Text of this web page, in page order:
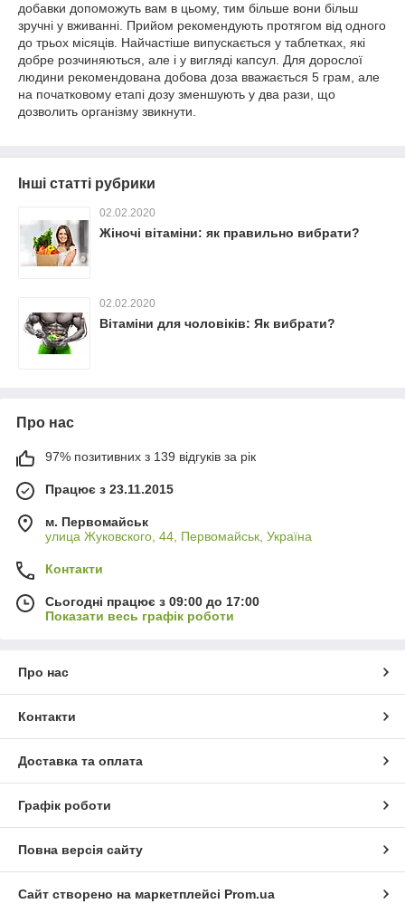
добавки допоможуть вам в цьому, тим більше вони більш
зручні у вживанні. Прийом рекомендують протягом від одного
до трьох місяців. Найчастіше випускається у таблетках, які
добре розчиняються, але і у вигляді капсул. Для дорослої
людини рекомендована добова доза вважається 5 грам, але
на початковому етапі дозу зменшують у два рази, що
дозволить організму звикнути.
Інші статті рубрики
02.02.2020
Жіночі вітаміни: як правильно вибрати?
02.02.2020
Вітаміни для чоловіків: Як вибрати?
Про нас
97% позитивних з 139 відгуків за рік
Працює з 23.11.2015
м. Первомайськ
улица Жуковского, 44, Первомайськ, Україна
Контакти
Сьогодні працює з 09:00 до 17:00
Показати весь графік роботи
Про нас
Контакти
Доставка та оплата
Графік роботи
Повна версія сайту
Сайт створено на маркетплейсі Prom.ua